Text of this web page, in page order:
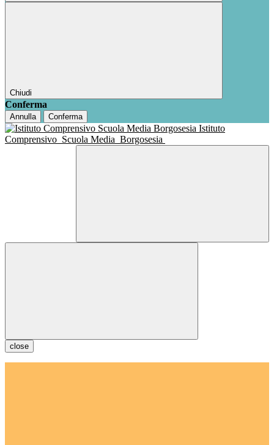
Chiudi
Conferma
Annulla Conferma
Istituto
Comprensivo Scuola Media Borgosesia
close